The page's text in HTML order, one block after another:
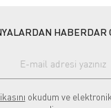
HABERDAR
okudum ve